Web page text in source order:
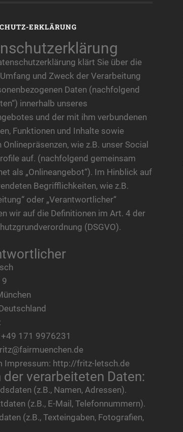
ERKLÄRUNG
klärt Sie über die
und Zweck der Verarbeitung
Daten (nachfolgend
innerhalb unseres
und der mit ihm verbundenen
Funktionen und Inhalte sowie
Onlinepräsenzen, wie z.B. unser Social
auf. (nachfolgend gemeinsam
als „Onlineangebot“). Im Hinblick auf
Begrifflichkeiten, wie z.B.
oder „Verantwortlicher“
wir auf die Definitionen im Art. 4 der
(DSGVO).
9
171 9976231
Impressum: http://fritz-letsch.de
verarbeiteten Daten:
(z.B., Namen, Adressen).
(z.B., E-Mail, Telefonnummern).
(z.B., Texteingaben, Fotografien,